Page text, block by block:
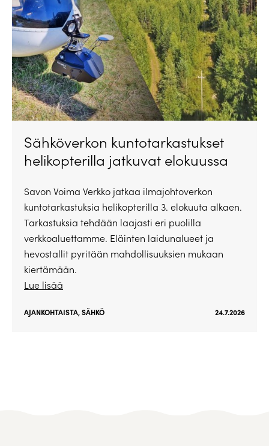
Sähköverkon kuntotarkastukset
helikopterilla jatkuvat elokuussa
Savon Voima Verkko jatkaa ilmajohtoverkon
kuntotarkastuksia helikopterilla 3. elokuuta alkaen.
Tarkastuksia tehdään laajasti eri puolilla
verkkoaluettamme. Eläinten laidunalueet ja
hevostallit pyritään mahdollisuuksien mukaan
kiertämään.
Lue lisää
AJANKOHTAISTA,SÄHKÖ 24.7.2026